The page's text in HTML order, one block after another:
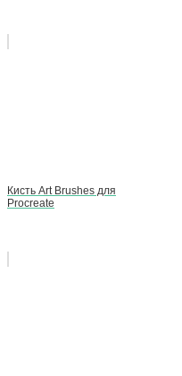
Кисть Art Brushes для
Procreate